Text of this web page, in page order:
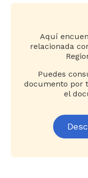
Aquí
relacionada
Puedes
documento por
el